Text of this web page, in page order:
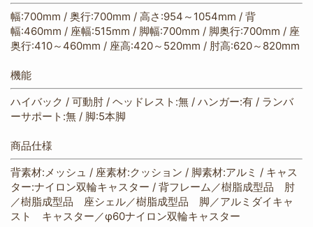
幅:700mm / 奥行:700mm / 高さ:954～1054mm / 背
幅:460mm / 座幅:515mm / 脚幅:700mm / 脚奥行:700mm / 座
奥行:410～460mm / 座高:420～520mm / 肘高:620～820mm
機能
ハイバック / 可動肘 / ヘッドレスト:無 / ハンガー:有 / ランバ
ーサポート:無 / 脚:5本脚
商品仕様
背素材:メッシュ / 座素材:クッション / 脚素材:アルミ / キャス
ター:ナイロン双輪キャスター / 背フレーム／樹脂成型品 肘
／樹脂成型品 座シェル／樹脂成型品 脚／アルミダイキャ
スト キャスター／φ60ナイロン双輪キャスター